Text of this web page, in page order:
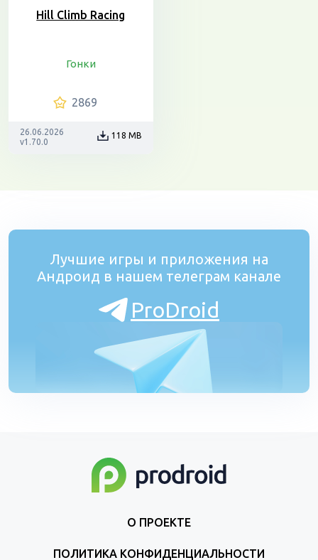
Hill Climb Racing
Гонки
2869
26.06.2026
v1.70.0
118 MB
Лучшие игры и приложения на
Андроид в нашем телеграм канале
ProDroid
О ПРОЕКТЕ
ПОЛИТИКА КОНФИДЕНЦИАЛЬНОСТИ